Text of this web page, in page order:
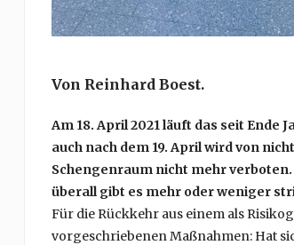
Von Reinhard Boest.
Am 18. April 2021 läuft das seit Ende
auch nach dem 19. April wird von
Schengenraum nicht mehr verboten.
überall gibt es mehr oder weniger
Für die Rückkehr aus einem als
vorgeschriebenen Maßnahmen: Hat